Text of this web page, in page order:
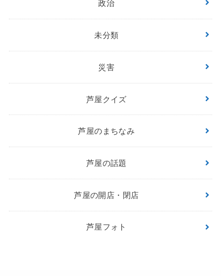
政治
未分類
災害
芦屋クイズ
芦屋のまちなみ
芦屋の話題
芦屋の開店・閉店
芦屋フォト